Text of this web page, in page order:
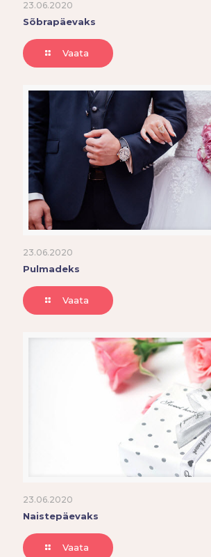
23.06.2020
Sõbrapäevaks
Vaata
23.06.2020
Pulmadeks
Vaata
23.06.2020
Naistepäevaks
Vaata